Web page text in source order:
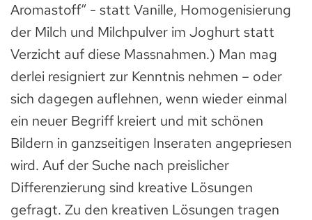
Aromastoff“ - statt Vanille, Homogenisierung
der Milch und Milchpulver im Joghurt statt
Verzicht auf diese Massnahmen.) Man mag
derlei resigniert zur Kenntnis nehmen – oder
sich dagegen auflehnen, wenn wieder einmal
ein neuer Begriff kreiert und mit schönen
Bildern in ganzseitigen Inseraten angepriesen
wird. Auf der Suche nach preislicher
Differenzierung sind kreative Lösungen
gefragt. Zu den kreativen Lösungen tragen